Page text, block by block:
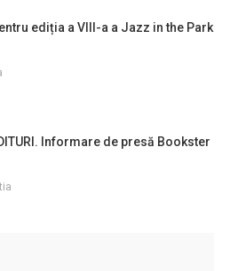
ediția a VIII-a a Jazz in the Park
Informare de presă Bookster